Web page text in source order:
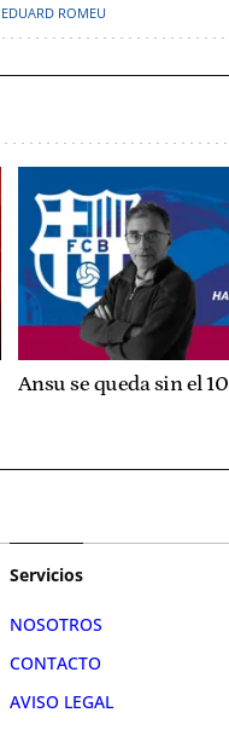
EDUARD ROMEU
Ansu se queda sin el 10
Servicios
NOSOTROS
CONTACTO
AVISO LEGAL